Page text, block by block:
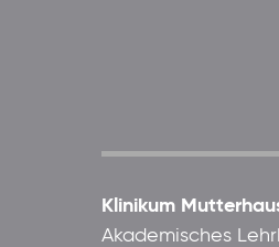
Klinikum
Akademisches